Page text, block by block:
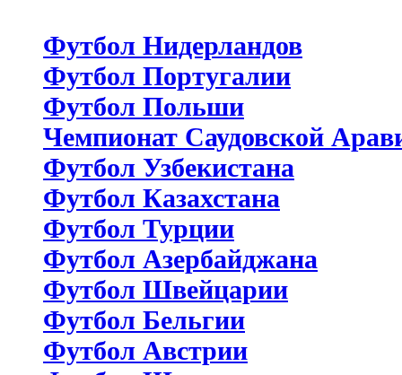
Футбол Нидерландов
Футбол Португалии
Футбол Польши
Чемпионат Саудовской
Футбол Узбекистана
Футбол Казахстана
Футбол Турции
Футбол Азербайджана
Футбол Швейцарии
Футбол Бельгии
Футбол Австрии